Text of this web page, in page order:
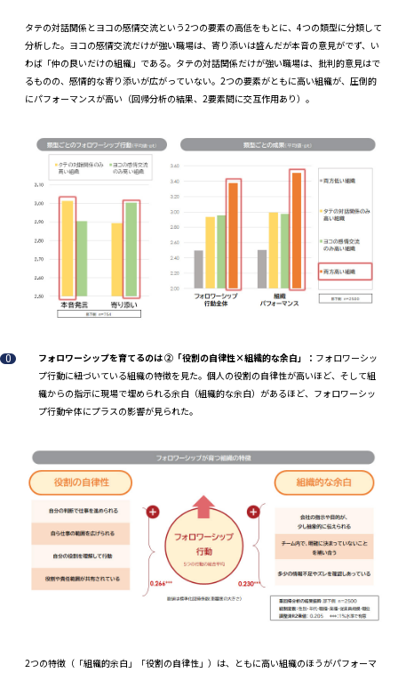
タテの対話関係とヨコの感情交流という2つの要素の高低をもとに、4つの類型に分類して
分析した。ヨコの感情交流だけが強い職場は、寄り添いは盛んだが本音の意見がでず、い
わば「仲の良いだけの組織」である。タテの対話関係だけが強い職場は、批判的意見はで
るものの、感情的な寄り添いが広がっていない。2つの要素がともに高い組織が、圧倒的
にパフォーマンスが高い（回帰分析の結果、2要素間に交互作用あり）。
フォロワーシップを育てるのは ②「役割の自律性×組織的な余白」： フォロワーシッ
プ行動に紐づいている組織の特徴を見た。個人の役割の自律性が高いほど、そして組
織からの指示に現場で埋められる余白（組織的な余白）があるほど、フォロワーシッ
プ行動全体にプラスの影響が見られた。
2つの特徴（「組織的余白」「役割の自律性」）は、ともに高い組織のほうがパフォーマ